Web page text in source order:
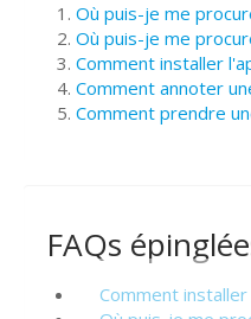
Où puis-je me
Où puis-je me
Comment installer
Comment annoter
Comment prendre
FAQs
Comment